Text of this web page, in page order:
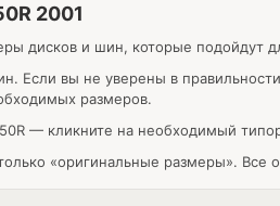
2001
дисков и шин, которые подойдут
Если вы не уверены в
размеров.
— кликните на необходимый
«оригинальные размеры». Все